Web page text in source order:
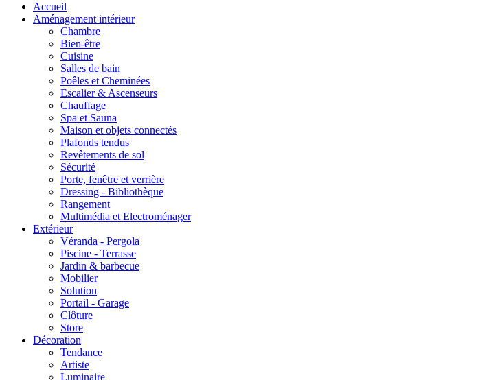
Accueil
Aménagement intérieur
Chambre
Bien-être
Cuisine
Salles de bain
Poêles et Cheminées
Escalier & Ascenseurs
Chauffage
Spa et Sauna
Maison et objets connectés
Plafonds tendus
Revêtements de sol
Sécurité
Porte, fenêtre et verrière
Dressing - Bibliothèque
Rangement
Multimédia et Electroménager
Extérieur
Véranda - Pergola
Piscine - Terrasse
Jardin & barbecue
Mobilier
Solution
Portail - Garage
Clôture
Store
Décoration
Tendance
Artiste
Luminaire